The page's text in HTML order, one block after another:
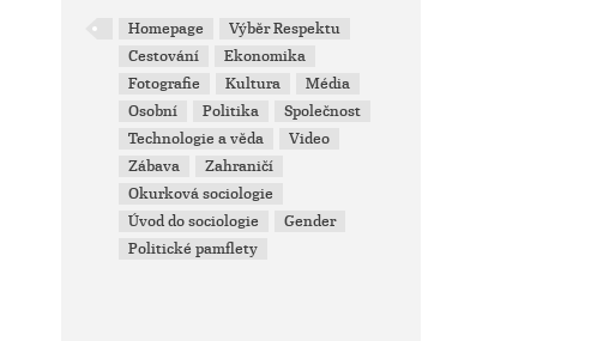
Homepage
Výběr Respektu
Cestování
Ekonomika
Fotografie
Kultura
Média
Osobní
Politika
Společnost
Technologie a věda
Video
Zábava
Zahraničí
Okurková sociologie
Úvod do sociologie
Gender
Politické pamflety